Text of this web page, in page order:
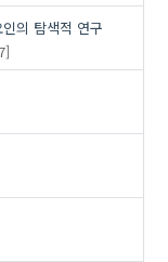
의 탐색적 연구